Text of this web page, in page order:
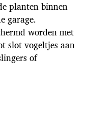
planten binnen
garage.
worden met
slot vogeltjes aan
of